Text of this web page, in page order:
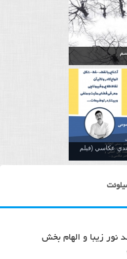
عكاسي (فیلم
زیبا و الهام بخش